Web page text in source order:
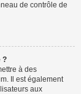
de contrôle de
?
à des
Il est également
aux